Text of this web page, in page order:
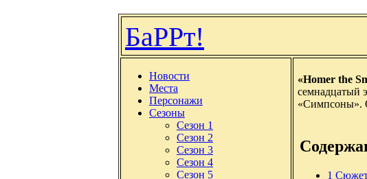
БаРРт!
Новости
Места
Персонажи
Сезоны
Сезон 1
Сезон 2
Сезон 3
Сезон 4
Сезон 5
«Homer the
семнадцатый
«Симпсоны».
1